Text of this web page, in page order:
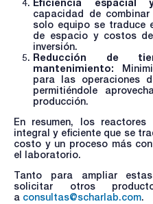
Eficiencia espacial
capacidad de
solo equipo se traduce
de espacio y costos
inversión.
Reducción de
mantenimiento:
para las operaciones
permitiéndole
producción.
En resumen, los
integral y eficiente que se
costo y un proceso más
el laboratorio.
Tanto para ampliar
solicitar otros
a consultas@scharlab.com.